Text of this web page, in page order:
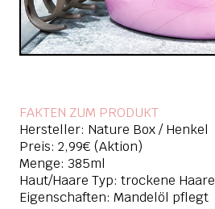
FAKTEN ZUM PRODUKT
Hersteller: Nature Box / Henkel
Preis: 2,99€ (Aktion)
Menge: 385ml
Haut/Haare Typ: trockene Haare
Eigenschaften: Mandelöl pflegt